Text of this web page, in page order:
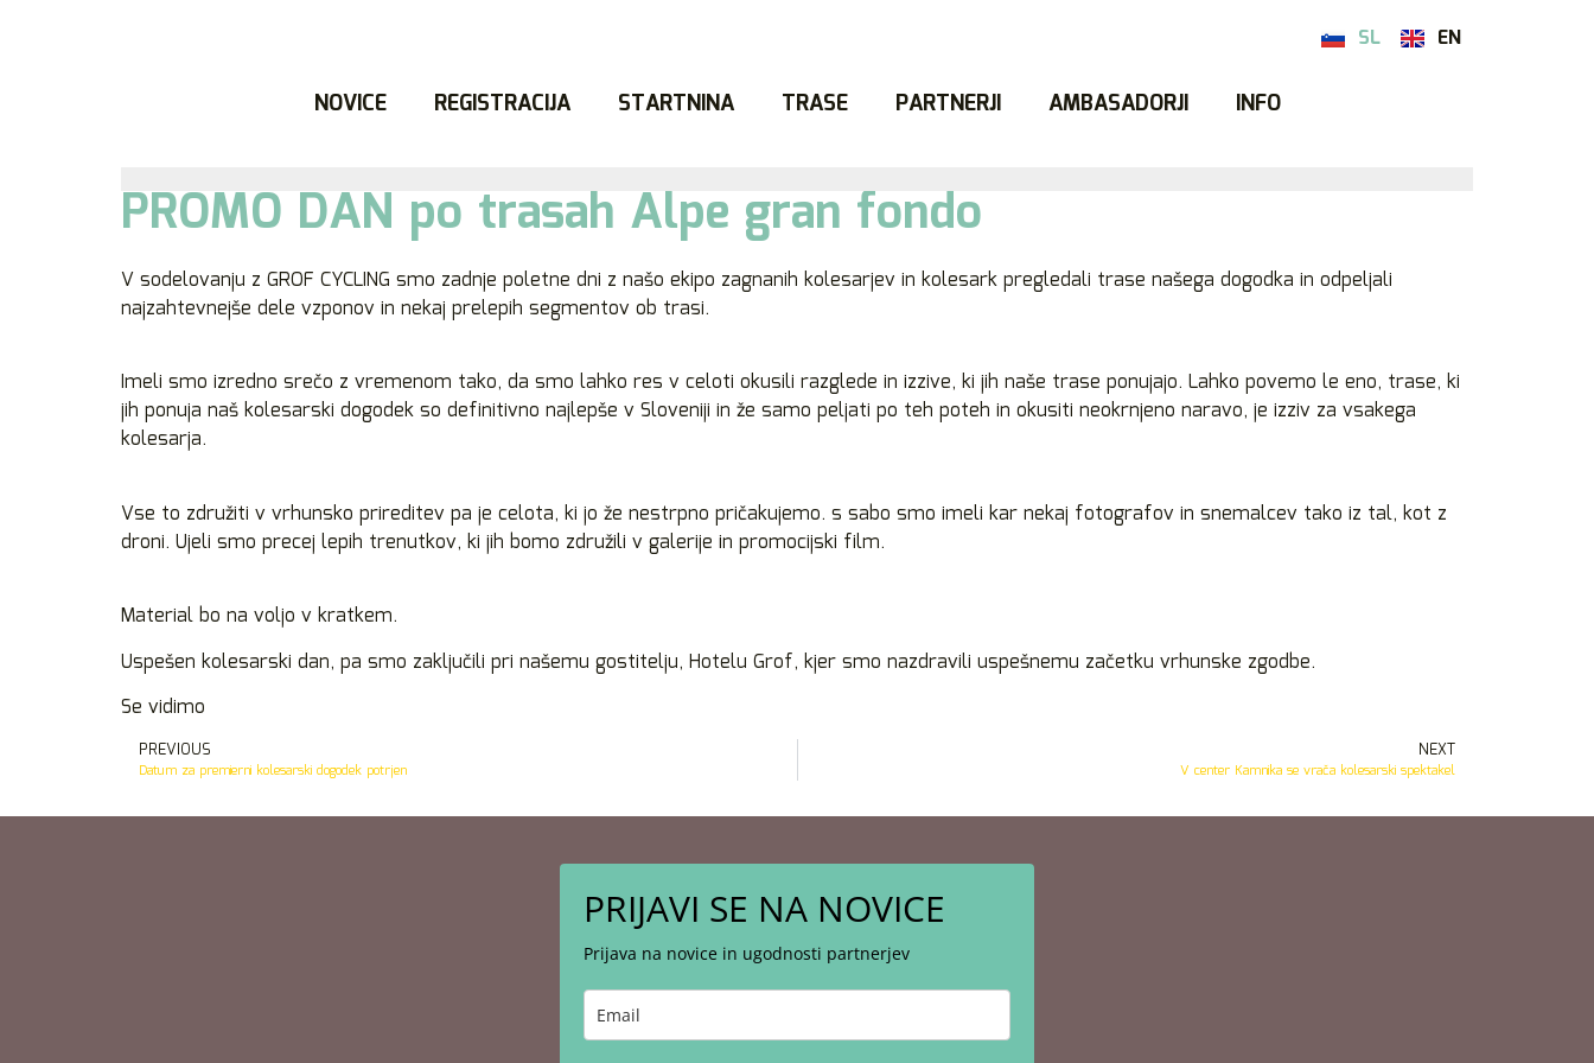
SL EN
NOVICE REGISTRACIJA STARTNINA TRASE PARTNERJI AMBASADORJI INFO
PROMO DAN po trasah Alpe gran fondo
V sodelovanju z GROF CYCLING smo zadnje poletne dni z našo ekipo zagnanih kolesarjev in kolesark pregledali trase našega dogodka in odpeljali
najzahtevnejše dele vzponov in nekaj prelepih segmentov ob trasi.
Imeli smo izredno srečo z vremenom tako, da smo lahko res v celoti okusili razglede in izzive, ki jih naše trase ponujajo. Lahko povemo le eno, trase, ki
jih ponuja naš kolesarski dogodek so definitivno najlepše v Sloveniji in že samo peljati po teh poteh in okusiti neokrnjeno naravo, je izziv za vsakega
kolesarja.
Vse to združiti v vrhunsko prireditev pa je celota, ki jo že nestrpno pričakujemo. s sabo smo imeli kar nekaj fotografov in snemalcev tako iz tal, kot z
droni. Ujeli smo precej lepih trenutkov, ki jih bomo združili v galerije in promocijski film.
Material bo na voljo v kratkem.
Uspešen kolesarski dan, pa smo zaključili pri našemu gostitelju, Hotelu Grof, kjer smo nazdravili uspešnemu začetku vrhunske zgodbe.
Se vidimo
PREVIOUS
Datum za premierni kolesarski dogodek potrjen
NEXT
V center Kamnika se vrača kolesarski spektakel
PRIJAVI SE NA NOVICE
Prijava na novice in ugodnosti partnerjev